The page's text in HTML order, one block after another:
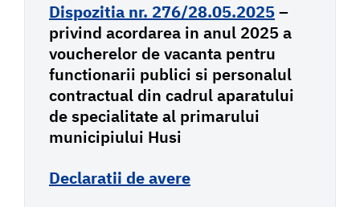
Dispozitia nr. 276/28.05.2025–
privind acordarea in anul 2025 a
voucherelor de vacanta pentru
functionarii publici si personalul
contractual din cadrul aparatului
de specialitate al primarului
municipiului Husi
Declaratii de avere